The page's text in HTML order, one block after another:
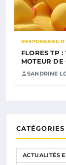
FLORES TP
MOTEUR
SANDRINE
CATÉGORIES
ACTUALITÉS